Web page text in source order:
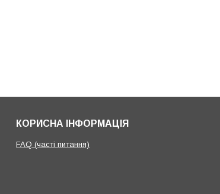
КОРИСНА ІНФОРМАЦІЯ
FAQ (часті питання)